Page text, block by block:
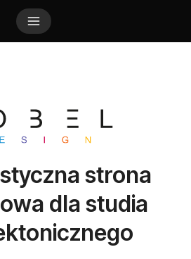
of this page is available at
strona
dla studia